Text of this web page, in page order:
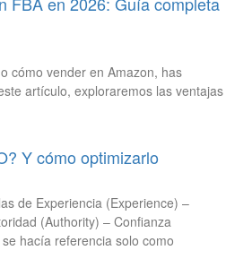
cómo vender en Amazon, has
artículo, exploraremos las ventajas
Y cómo optimizarlo
de Experiencia (Experience) –
(Authority) – Confianza
hacía referencia solo como